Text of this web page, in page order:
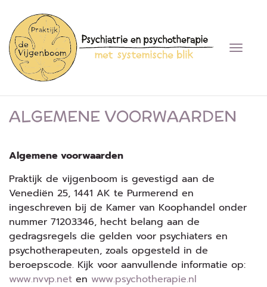
T
t
ALGEMENE VOORWAARDEN
Algemene voorwaarden
Praktijk de vijgenboom is gevestigd aan de
Venediën 25, 1441 AK te Purmerend en
ingeschreven bij de Kamer van Koophandel onder
nummer 71203346, hecht belang aan de
gedragsregels die gelden voor psychiaters en
psychotherapeuten, zoals opgesteld in de
beroepscode. Kijk voor aanvullende informatie op:
www.nvvp.net en www.psychotherapie.nl